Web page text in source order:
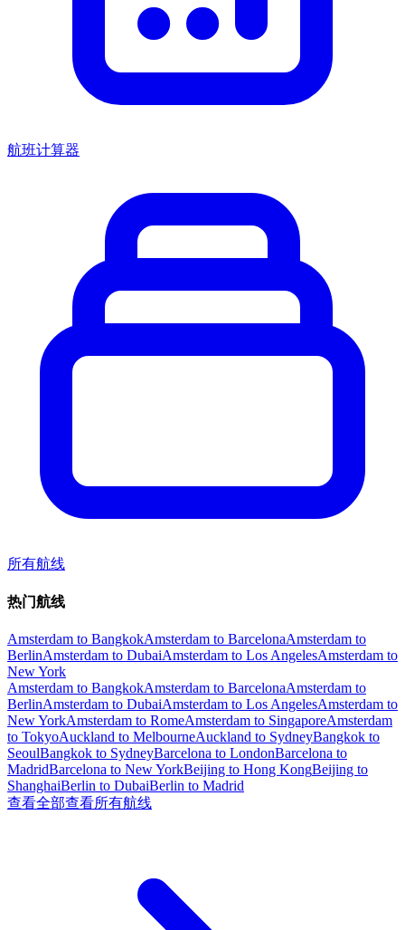
航班计算器
所有航线
热门航线
Amsterdam to BangkokAmsterdam to BarcelonaAmsterdam to
BerlinAmsterdam to DubaiAmsterdam to Los AngelesAmsterdam to
New York
Amsterdam to BangkokAmsterdam to BarcelonaAmsterdam to
BerlinAmsterdam to DubaiAmsterdam to Los AngelesAmsterdam to
New YorkAmsterdam to RomeAmsterdam to SingaporeAmsterdam
to TokyoAuckland to MelbourneAuckland to SydneyBangkok to
SeoulBangkok to SydneyBarcelona to LondonBarcelona to
MadridBarcelona to New YorkBeijing to Hong KongBeijing to
ShanghaiBerlin to DubaiBerlin to Madrid
查看全部查看所有航线